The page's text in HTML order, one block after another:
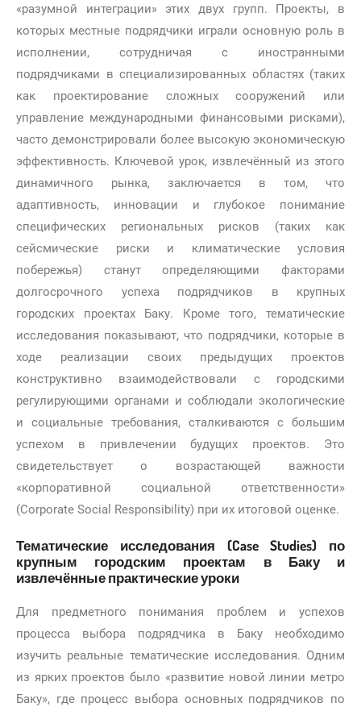
«разумной интеграции» этих двух групп. Проекты, в
которых местные подрядчики играли основную роль в
исполнении, сотрудничая с иностранными
подрядчиками в специализированных областях (таких
как проектирование сложных сооружений или
управление международными финансовыми рисками),
часто демонстрировали более высокую экономическую
эффективность. Ключевой урок, извлечённый из этого
динамичного рынка, заключается в том, что
адаптивность, инновации и глубокое понимание
специфических региональных рисков (таких как
сейсмические риски и климатические условия
побережья) станут определяющими факторами
долгосрочного успеха подрядчиков в крупных
городских проектах Баку. Кроме того, тематические
исследования показывают, что подрядчики, которые в
ходе реализации своих предыдущих проектов
конструктивно взаимодействовали с городскими
регулирующими органами и соблюдали экологические
и социальные требования, сталкиваются с большим
успехом в привлечении будущих проектов. Это
свидетельствует о возрастающей важности
«корпоративной социальной ответственности»
(Corporate Social Responsibility) при их итоговой оценке.
Тематические исследования (Case Studies) по
крупным городским проектам в Баку и
извлечённые практические уроки
Для предметного понимания проблем и успехов
процесса выбора подрядчика в Баку необходимо
изучить реальные тематические исследования. Одним
из ярких проектов было «развитие новой линии метро
Баку», где процесс выбора основных подрядчиков по